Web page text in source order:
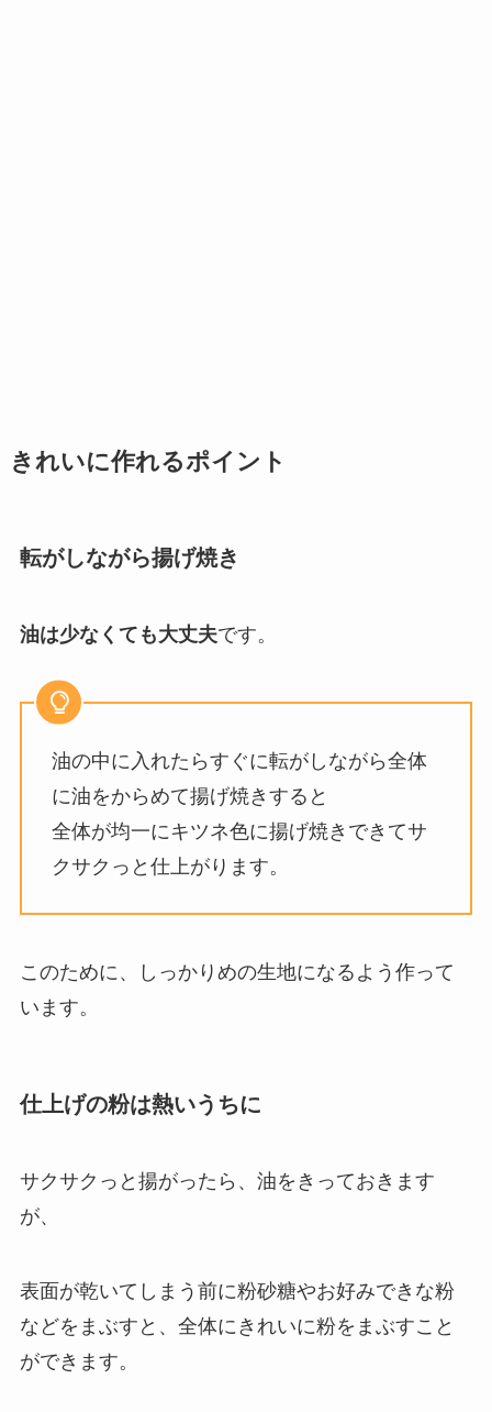
きれいに作れるポイント
転がしながら揚げ焼き
油は少なくても大丈夫です。
油の中に入れたらすぐに転がしながら全体
に油をからめて揚げ焼きすると
全体が均一にキツネ色に揚げ焼きできてサ
クサクっと仕上がります。
このために、しっかりめの生地になるよう作って
います。
仕上げの粉は熱いうちに
サクサクっと揚がったら、油をきっておきます
が、
表面が乾いてしまう前に粉砂糖やお好みできな粉
などをまぶすと、全体にきれいに粉をまぶすこと
ができます。